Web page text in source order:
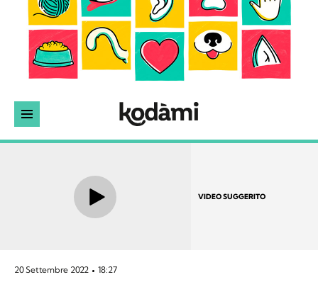
VIDEO SUGGERITO
20 Settembre 2022 18:27